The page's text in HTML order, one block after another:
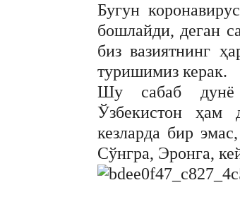
Бугун
бошлайди, деган
биз вазиятнинг
туришимиз керак.
Шу сабаб дунё
Ўзбекистон ҳам
кезларда бир
Сўнгра, Эронга,